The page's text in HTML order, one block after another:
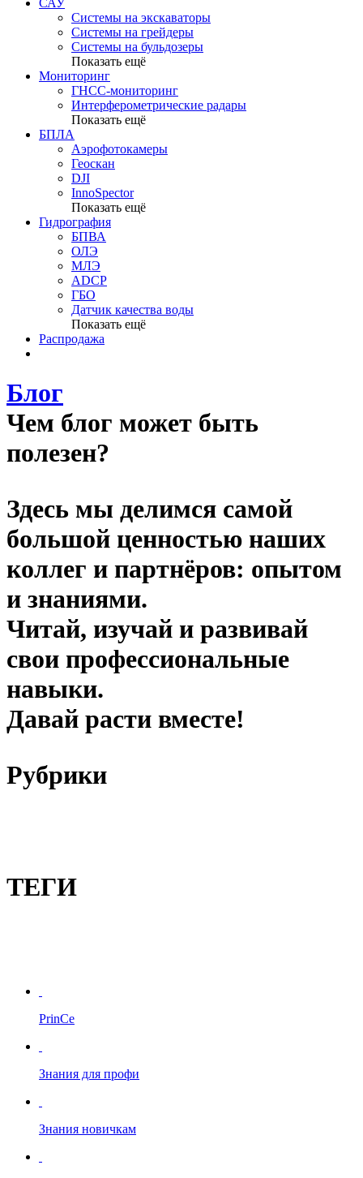
САУ
Системы на экскаваторы
Системы на грейдеры
Системы на бульдозеры
Показать ещё
Мониторинг
ГНСС-мониторинг
Интерферометрические радары
Показать ещё
БПЛА
Аэрофотокамеры
Геоскан
DJI
InnoSpector
Показать ещё
Гидрография
БПВА
ОЛЭ
МЛЭ
ADCP
ГБО
Датчик качества воды
Показать ещё
Распродажа
Блог
Чем блог может быть
полезен?
Здесь мы делимся самой
большой ценностью наших
коллег и партнёров: опытом
и знаниями.
Читай, изучай и развивай
свои профессиональные
навыки.
Давай расти вместе!
Рубрики
ТЕГИ
PrinCe
Знания для профи
Знания новичкам